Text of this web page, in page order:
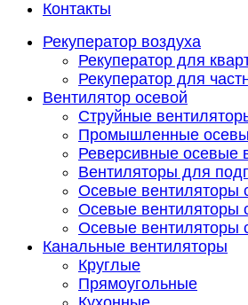
Контакты
Рекуператор воздуха
Рекуператор для
Рекуператор для
Вентилятор осевой
Струйные
Промышленные
Реверсивные осевые
Вентиляторы для
Осевые вентиляторы
Осевые вентиляторы
Осевые вентиляторы
Канальные вентиляторы
Круглые
Прямоугольные